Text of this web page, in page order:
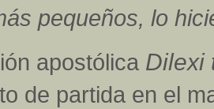
pequeños, lo
apostólica Dilexi
de partida en el